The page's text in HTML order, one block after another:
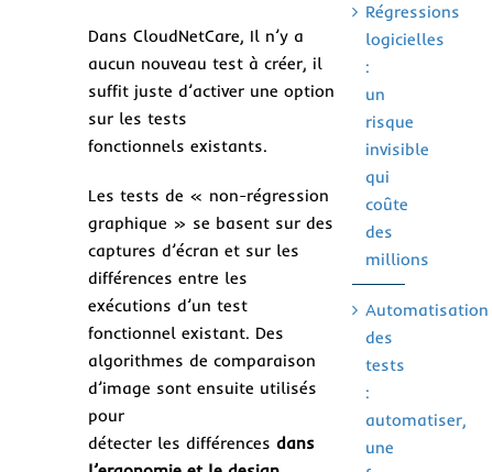
Dans CloudNetCare, Il n’y a
aucun nouveau test à créer, il
suffit juste d’activer une option
sur les tests
fonctionnels existants.
Les tests de « non-régression
graphique » se basent sur des
captures d’écran et sur les
différences entre les
exécutions d’un test
fonctionnel existant. Des
algorithmes de comparaison
d’image sont ensuite utilisés
pour
détecter les différences dans
Régressions
logicielles
:
un
risque
invisible
qui
coûte
des
millions
Automatisation
des
tests
:
automatiser,
une